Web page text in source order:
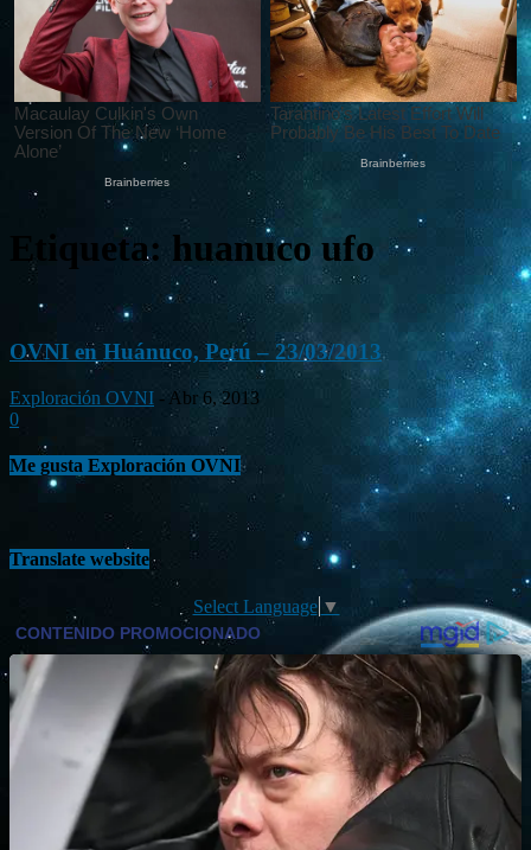
Etiqueta: huanuco ufo
OVNI en Huánuco, Perú – 23/03/2013
Exploración OVNI - Abr 6, 2013
0
Me gusta Exploración OVNI
Translate website
Select Language ▼